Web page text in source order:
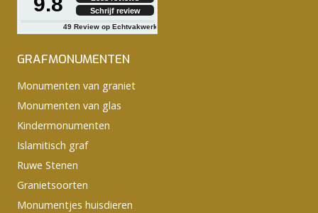
Schrijf review
49 Review op Echtvakwerk
GRAFMONUMENTEN
Monumenten van graniet
Monumenten van glas
Kindermonumenten
Islamitisch graf
Ruwe Stenen
Granietsoorten
Monumentjes huisdieren